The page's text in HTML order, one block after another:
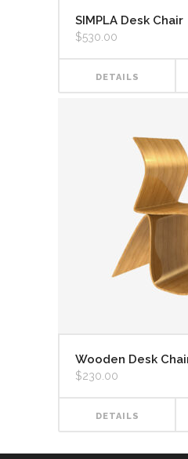
SIMPLA Desk Chair
$530.00
DETAILS
Wooden Desk
$230.00
DETAILS